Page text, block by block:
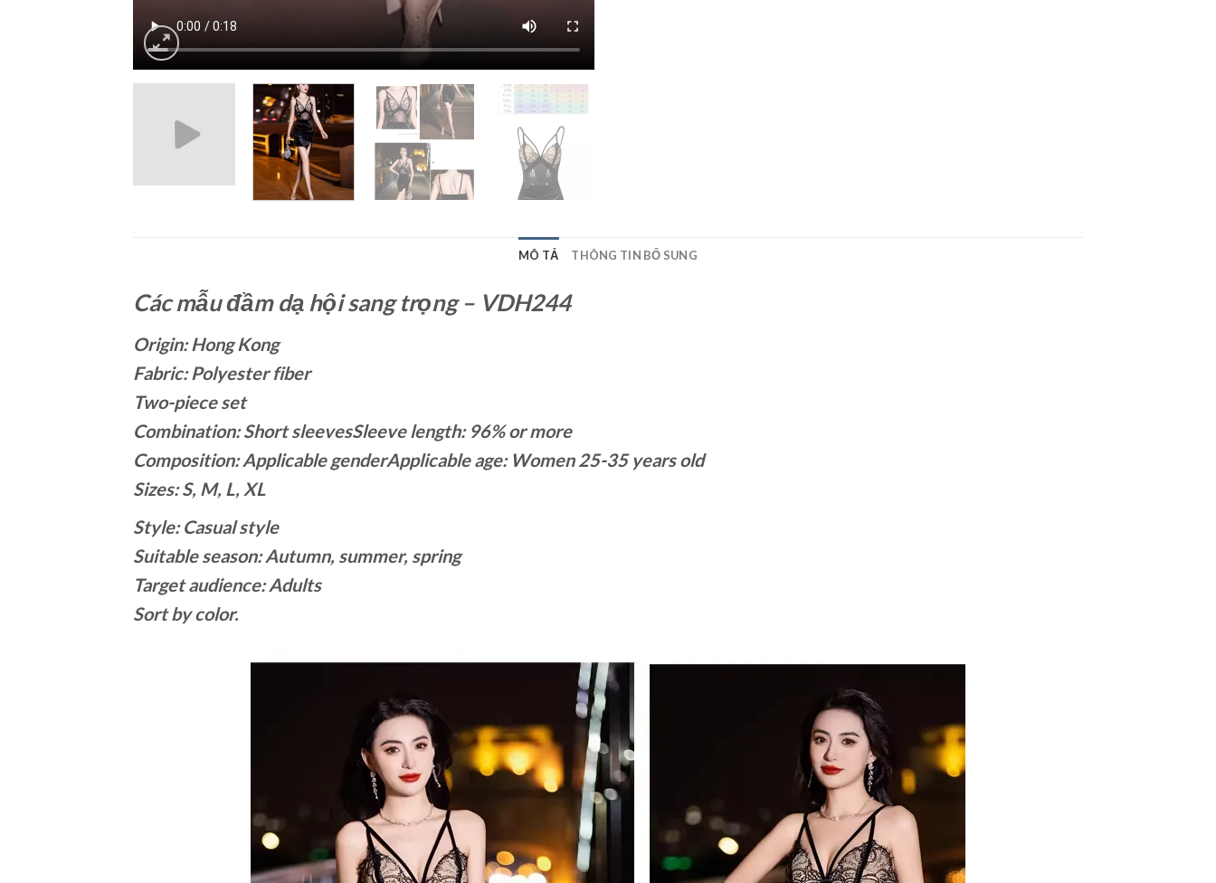
MÔ TẢ THÔNG TIN BỔ SUNG
Các mẫu đầm dạ hội sang trọng – VDH244
Origin: Hong Kong
Fabric: Polyester fiber
Two-piece set
Combination: Short sleevesSleeve length: 96% or more
Composition: Applicable genderApplicable age: Women 25-35 years old
Sizes: S, M, L, XL
Style: Casual style
Suitable season: Autumn, summer, spring
Target audience: Adults
Sort by color.